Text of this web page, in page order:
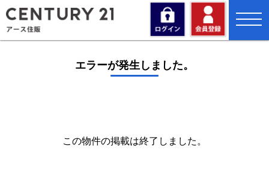
toggle
エラーが発生しました。
この物件の掲載は終了しました。